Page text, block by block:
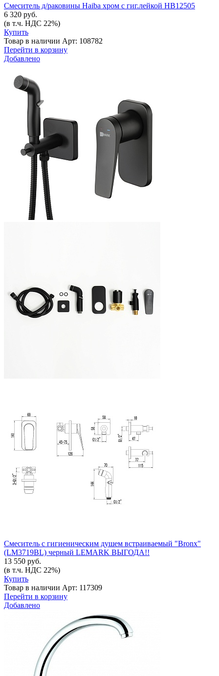
Смеситель д/раковины Haiba хром с гиг.лейкой HB12505
6 320 руб.
(в т.ч. НДС 22%)
Купить
Товар в наличии Арт: 108782
Перейти в корзину
Добавлено
Смеситель с гигиеническим душем встраиваемый "Bronx"
(LM3719BL) черный LEMARK ВЫГОДА!!
13 550 руб.
(в т.ч. НДС 22%)
Купить
Товар в наличии Арт: 117309
Перейти в корзину
Добавлено